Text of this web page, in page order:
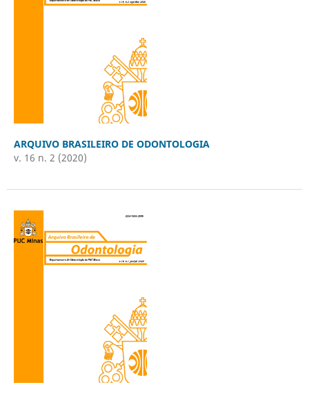
ARQUIVO BRASILEIRO DE ODONTOLOGIA
v. 16 n. 2 (2020)